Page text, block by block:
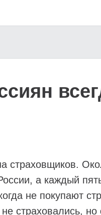
а каждый
не покупают
страховались,